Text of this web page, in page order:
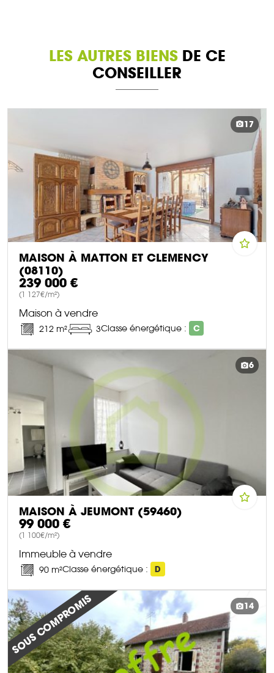
LES AUTRES BIENSDE CE
CONSEILLER
17
MAISON À MATTON ET CLEMENCY
(08110)
239 000 €
(1 127€/m²)
Maison à vendre
212 m² 3Classe énergétique : C
6
MAISON À JEUMONT (59460)
99 000 €
(1 100€/m²)
Immeuble à vendre
90 m²Classe énergétique : D
DÉCOUVRIR CE BIEN
SOUS COMPROMIS 14